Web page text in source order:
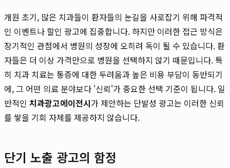
개원 초기, 많은 치과들이 환자들의 눈길을 사로잡기 위해 파격적
인 이벤트나 할인 광고에 집중합니다. 하지만 이러한 접근 방식은
장기적인 관점에서 병원의 성장에 오히려 독이 될 수 있습니다. 환
자들은 더 이상 가격만으로 병원을 선택하지 않기 때문입니다. 특
히 치과 치료는 통증에 대한 두려움과 높은 비용 부담이 동반되기
에, 그 어떤 의료 분야보다 '신뢰'가 중요한 선택 기준이 됩니다. 일
반적인 치과광고에이전시가 제안하는 단발성 광고는 이러한 신뢰
를 쌓을 기회 자체를 제공하지 않습니다.
단기 노출 광고의 함정